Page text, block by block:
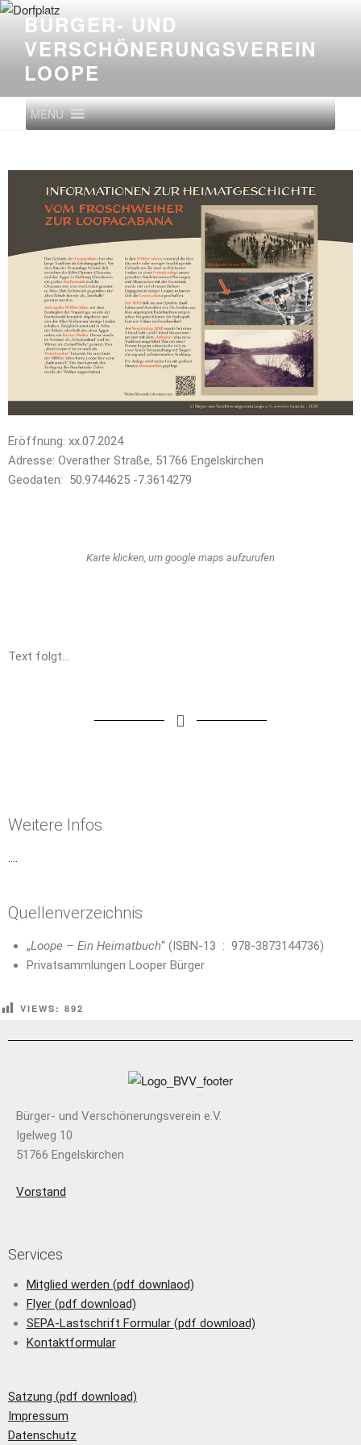
BÜRGER- UND
VERSCHÖNERUNGS­VEREIN
LOOPE
MENU
Eröffnung: xx.07.2024
Adresse: Overather Straße, 51766 Engelskirchen
Geodaten: 50.9744625 -7.3614279
Karte klicken, um google maps aufzurufen
Text folgt…
Weitere Infos
….
Quellenverzeichnis
„Loope – Ein Heimatbuch“ ( ISBN-13 ‏ : ‎ 978-3873144736)
Privatsammlungen Looper Bürger
VIEWS: 892
Bürger- und Verschönerungsverein e.V.
Igelweg 10
51766 Engelskirchen
Vorstand
Services
Mitglied werden (pdf downlaod)
Flyer (pdf download)
SEPA-Lastschrift Formular (pdf download)
Kontaktformular
Satzung (pdf download)
Impressum
Datenschutz